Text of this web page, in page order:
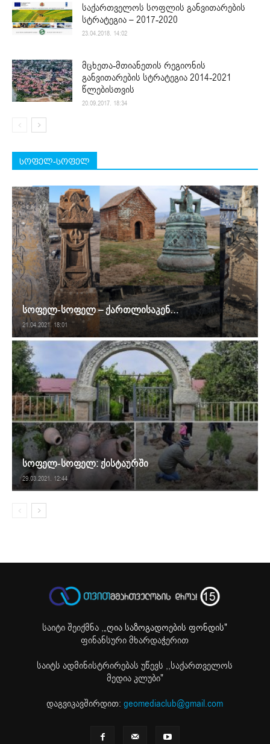
საქართველოს სოფლის განვითარების
სტრატეგია – 2017-2020
23.04.2018. 14:02
მცხეთა-მთიანეთის რეგიონის
განვითარების სტრატეგია 2014-2021
წლებისთვის
20.09.2017. 18:34
სოფელ-სოფელ
სოფელ-სოფელ – ქართლისაკენ…
21.04.2021. 18:01
სოფელ-სოფელ: ქისტაურში
29.03.2021. 12:44
საიტი შეიქმნა ,„ღია საზოგადოების ფონდის"
ფინანსური მხარდაჭერით
საიტს ადმინისტრირებას უწევს ,,საქართველოს
მედია კლუბი"
დაგვიკავშირდით:geomediaclub@gmail.com